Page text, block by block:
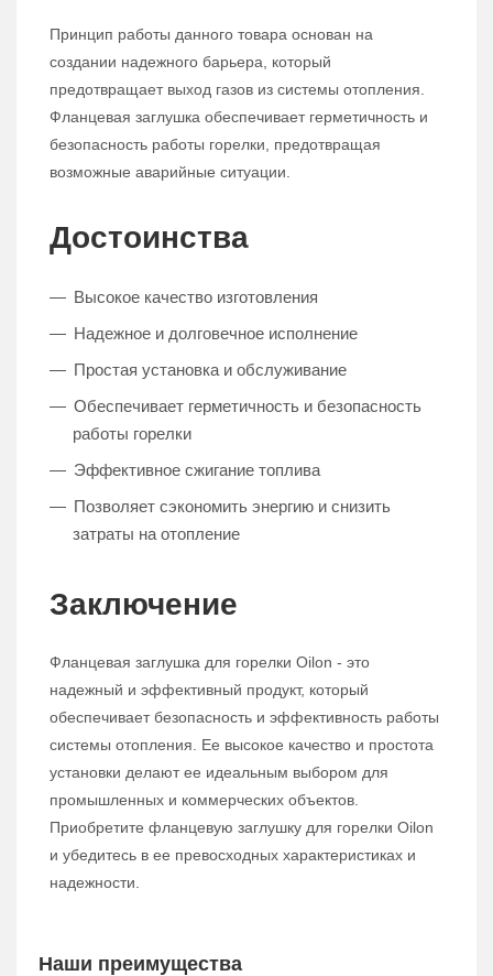
Принцип работы данного товара основан на
создании надежного барьера, который
предотвращает выход газов из системы отопления.
Фланцевая заглушка обеспечивает герметичность и
безопасность работы горелки, предотвращая
возможные аварийные ситуации.
Достоинства
Высокое качество изготовления
Надежное и долговечное исполнение
Простая установка и обслуживание
Обеспечивает герметичность и безопасность
работы горелки
Эффективное сжигание топлива
Позволяет сэкономить энергию и снизить
затраты на отопление
Заключение
Фланцевая заглушка для горелки Oilon - это
надежный и эффективный продукт, который
обеспечивает безопасность и эффективность работы
системы отопления. Ее высокое качество и простота
установки делают ее идеальным выбором для
промышленных и коммерческих объектов.
Приобретите фланцевую заглушку для горелки Oilon
и убедитесь в ее превосходных характеристиках и
надежности.
Наши преимущества